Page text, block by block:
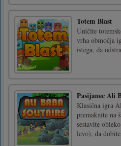
Totem Blast
Uničite
vrha območja
istega, da
Pasijanec Ali
Klasična igra
premaknite na
sestavite
levo), da